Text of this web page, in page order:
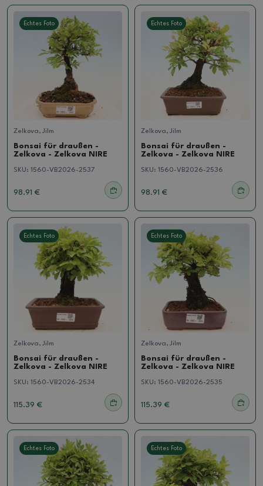
Echtes Foto
Zelkova, Jilm
Bonsai für draußen -
Zelkova - Zelkova NIRE
SKU: 1560-VB2026-2537
98.91 €
Echtes Foto
Zelkova, Jilm
Bonsai für draußen -
Zelkova - Zelkova NIRE
SKU: 1560-VB2026-2536
98.91 €
Echtes Foto
Zelkova, Jilm
Bonsai für draußen -
Zelkova - Zelkova NIRE
SKU: 1560-VB2026-2534
115.39 €
Echtes Foto
Zelkova, Jilm
Bonsai für draußen -
Zelkova - Zelkova NIRE
SKU: 1560-VB2026-2535
115.39 €
Echtes Foto Echtes Foto